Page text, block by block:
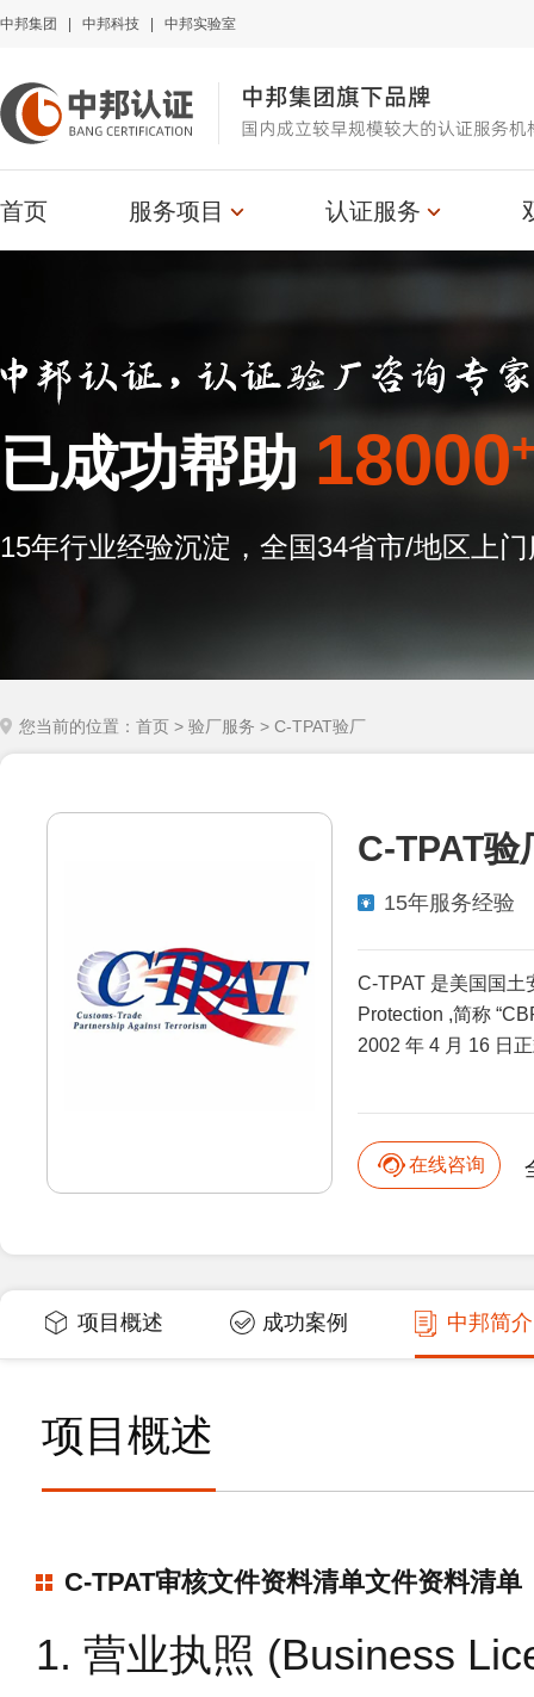
中邦集团 中邦科技 中邦实验室
中邦集团旗下品牌
国内成立较早规模较大的认证服务机
首页 服务项目 认证服务
已成功帮助 18000
15年行业经验沉淀，全国34省市/地区上
您当前的位置： 首页 > 验厂服务 > C-TPAT验厂
C-TPAT
C-TPAT 是美国国土
Protection ,简称
2002 年 4 月 16 日
15年服务经验
在线咨询
项目概述 成功案例 中邦简介
项目概述
C-TPAT审核文件资料清单文件资料清单
1. 营业执照 (Business